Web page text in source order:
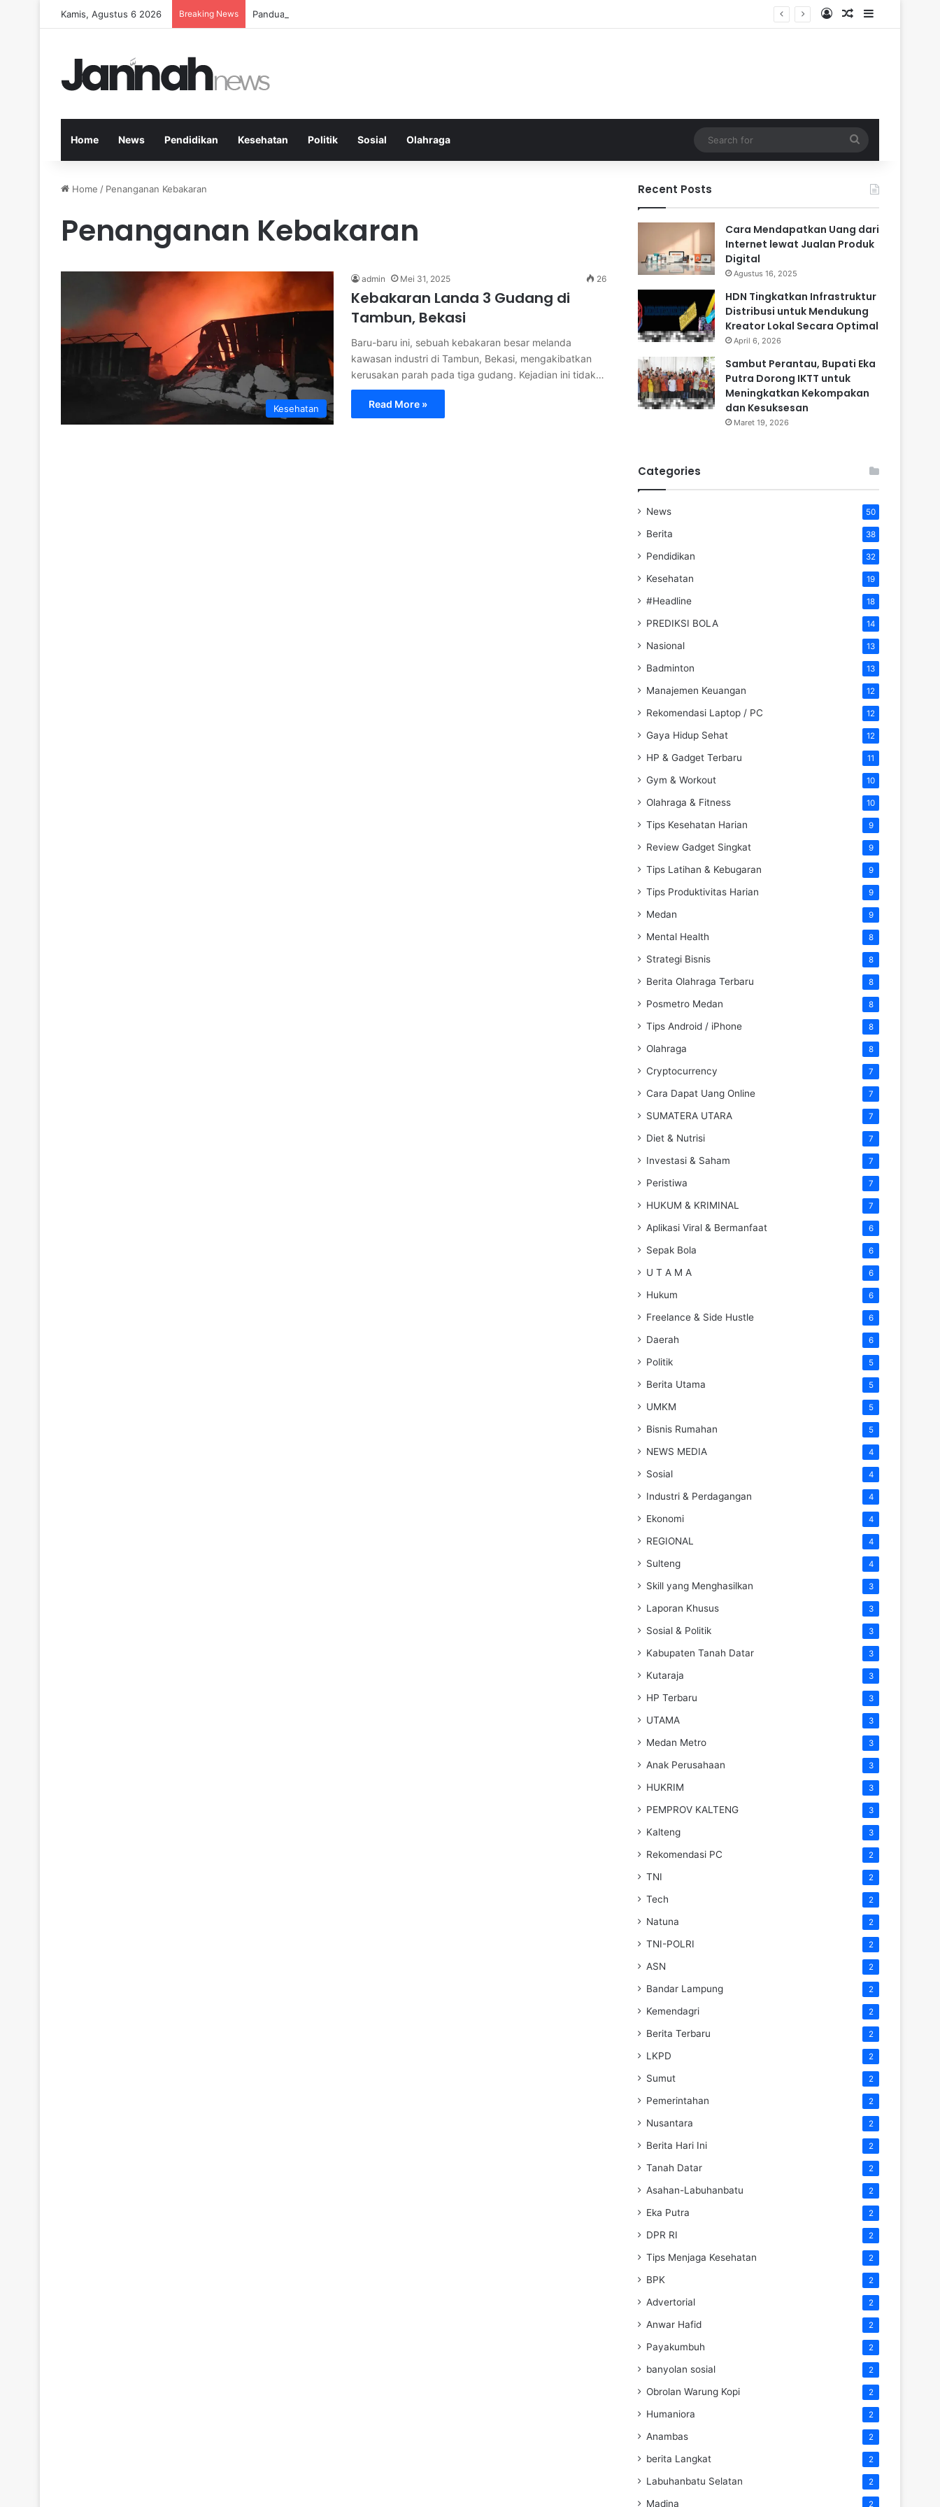
Kamis, Agustus 6 2026 Breaking News Panduan Makanan Bergizi Seimbang untuk Menjaga Kesehatan Rahim Wanita Log InRandom Article
Sidebar
Home News Pendidikan Kesehatan Politik Sosial Olahraga
for
Home / Penanganan Kebakaran
Penanganan Kebakaran
Kesehatan
admin Mei 31, 2025 26
Kebakaran Landa 3 Gudang di
Tambun, Bekasi
Baru-baru ini, sebuah kebakaran besar melanda
kawasan industri di Tambun, Bekasi, mengakibatkan
kerusakan parah pada tiga gudang. Kejadian ini tidak…
Read More »
Recent Posts
Cara Mendapatkan Uang dari
Internet lewat Jualan Produk
Digital
Agustus 16, 2025
HDN Tingkatkan Infrastruktur
Distribusi untuk Mendukung
Kreator Lokal Secara Optimal
April 6, 2026
Sambut Perantau, Bupati Eka
Putra Dorong IKTT untuk
Meningkatkan Kekompakan
dan Kesuksesan
Maret 19, 2026
Categories
News 50
Berita 38
Pendidikan 32
Kesehatan 19
#Headline 18
PREDIKSI BOLA 14
Nasional 13
Badminton 13
Manajemen Keuangan 12
Rekomendasi Laptop / PC 12
Gaya Hidup Sehat 12
HP & Gadget Terbaru 11
Gym & Workout 10
Olahraga & Fitness 10
Tips Kesehatan Harian 9
Review Gadget Singkat 9
Tips Latihan & Kebugaran 9
Tips Produktivitas Harian 9
Medan 9
Mental Health 8
Strategi Bisnis 8
Berita Olahraga Terbaru 8
Posmetro Medan 8
Tips Android / iPhone 8
Olahraga 8
Cryptocurrency 7
Cara Dapat Uang Online 7
SUMATERA UTARA 7
Diet & Nutrisi 7
Investasi & Saham 7
Peristiwa 7
HUKUM & KRIMINAL 7
Aplikasi Viral & Bermanfaat 6
Sepak Bola 6
U T A M A 6
Hukum 6
Freelance & Side Hustle 6
Daerah 6
Politik 5
Berita Utama 5
UMKM 5
Bisnis Rumahan 5
NEWS MEDIA 4
Sosial 4
Industri & Perdagangan 4
Ekonomi 4
REGIONAL 4
Sulteng 4
Skill yang Menghasilkan 3
Laporan Khusus 3
Sosial & Politik 3
Kabupaten Tanah Datar 3
Kutaraja 3
HP Terbaru 3
UTAMA 3
Medan Metro 3
Anak Perusahaan 3
HUKRIM 3
PEMPROV KALTENG 3
Kalteng 3
Rekomendasi PC 2
TNI 2
Tech 2
Natuna 2
TNI-POLRI 2
ASN 2
Bandar Lampung 2
Kemendagri 2
Berita Terbaru 2
LKPD 2
Sumut 2
Pemerintahan 2
Nusantara 2
Berita Hari Ini 2
Tanah Datar 2
Asahan-Labuhanbatu 2
Eka Putra 2
DPR RI 2
Tips Menjaga Kesehatan 2
BPK 2
Advertorial 2
Anwar Hafid 2
Payakumbuh 2
banyolan sosial 2
Obrolan Warung Kopi 2
Humaniora 2
Anambas 2
berita Langkat 2
Labuhanbatu Selatan 2
Madina 2